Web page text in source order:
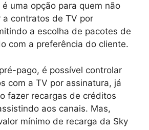
uma opção para quem não
a contratos de TV por
a escolha de pacotes de
com a preferência do cliente.
pago, é possível controlar
com a TV por assinatura, já
fazer recargas de créditos
aos canais. Mas,
mínimo de recarga da Sky